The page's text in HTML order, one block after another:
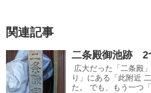
関連記事
二条殿御池跡 2
広大だった「二条殿
り」にある「此附近
た。 でも、もう一つ